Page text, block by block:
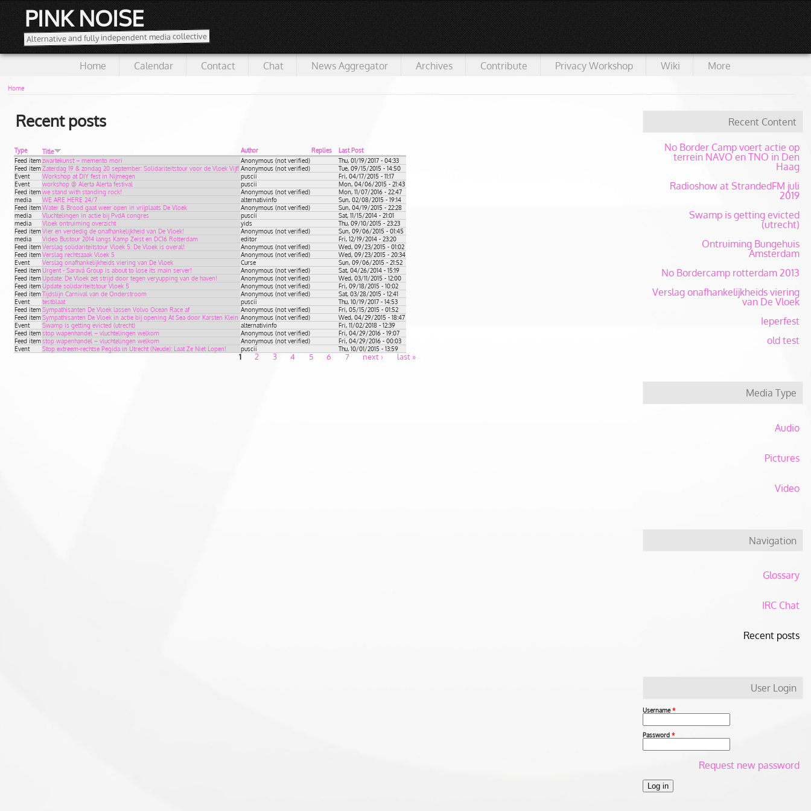
PINK NOISE
Alternative and fully independent media collective
Home Calendar Contact Chat News Aggregator Archives Contribute Privacy Workshop Wiki More
Home
Recent posts
Type Title Author Replies
Last Post
Feed itemzwartekunst – memento mori Anonymous (not verified)
Thu, 01/19/2017 - 04:33
Feed itemZaterdag 19 & zondag 20 september: Solidariteitstour voor de Vloek Vijf! Anonymous (not verified)
Tue, 09/15/2015 - 14:50
Event
Workshop at DIY fest in Nijmegen puscii
Fri, 04/17/2015 - 11:17
Event
workshop @ Alerta Alerta festival puscii
Mon, 04/06/2015 - 21:43
Feed itemwe stand with standing rock! Anonymous (not verified)
Mon, 11/07/2016 - 22:47
media
WE ARE HERE 24/7 alternativinfo
Sun, 02/08/2015 - 19:14
Feed itemWater & Brood gaat weer open in vrijplaats De Vloek Anonymous (not verified)
Sun, 04/19/2015 - 22:28
media
Vluchtelingen in actie bij PvdA congres puscii
Sat, 11/15/2014 - 21:01
media
Vloek ontruiming overzicht yids
Thu, 09/10/2015 - 23:23
Feed itemVier en verdedig de onafhankelijkheid van De Vloek! Anonymous (not verified)
Sun, 09/06/2015 - 01:45
media
Video Bustour 2014 langs Kamp Zeist en DC16 Rotterdam editor
Fri, 12/19/2014 - 23:20
Feed itemVerslag solidariteitstour Vloek 5: De Vloek is overal! Anonymous (not verified)
Wed, 09/23/2015 - 01:02
Feed itemVerslag rechtszaak Vloek 5 Anonymous (not verified)
Wed, 09/23/2015 - 20:34
Event
Verslag onafhankelijkheids viering van De Vloek Curse
Sun, 09/06/2015 - 21:52
Feed itemUrgent - Saravá Group is about to lose its main server! Anonymous (not verified)
Sat, 04/26/2014 - 15:19
Feed itemUpdate: De Vloek zet strijd door tegen veryupping van de haven! Anonymous (not verified)
Wed, 03/11/2015 - 12:00
Feed itemUpdate solidariteitstour Vloek 5 Anonymous (not verified)
Fri, 09/18/2015 - 10:02
Feed itemTijdslijn Carnival van de Onderstroom Anonymous (not verified)
Sat, 03/28/2015 - 12:41
Event
testblaat puscii
Thu, 10/19/2017 - 14:53
Feed itemSympathisanten De Vloek lassen Volvo Ocean Race af Anonymous (not verified)
Fri, 05/15/2015 - 01:52
Feed itemSympathisanten De Vloek in actie bij opening At Sea door Karsten Klein Anonymous (not verified)
Wed, 04/29/2015 - 18:47
Event
Swamp is getting evicted (utrecht) alternativinfo
Fri, 11/02/2018 - 12:39
Feed itemstop wapenhandel – vluchtelingen welkom Anonymous (not verified)
Fri, 04/29/2016 - 19:07
Feed itemstop wapenhandel – vluchtelingen welkom Anonymous (not verified)
Fri, 04/29/2016 - 00:03
Event
Stop extreem-rechtse Pegida in Utrecht (Neude): Laat Ze Niet Lopen! puscii Thu, 10/01/2015 - 13:59
1 2 3 4 5 6 7 next › last »
Recent Content
No Border Camp voert actie op
terrein NAVO en TNO in Den
Haag
Radioshow at StrandedFM juli
2019
Swamp is getting evicted
(utrecht)
Ontruiming Bungehuis
Amsterdam
No Bordercamp rotterdam 2013
Verslag onafhankelijkheids viering
van De Vloek
Ieperfest
old test
Media Type
Audio
Pictures
Video
Navigation
Glossary
IRC Chat
Recent posts
User Login
Username*
Password *
Request new password